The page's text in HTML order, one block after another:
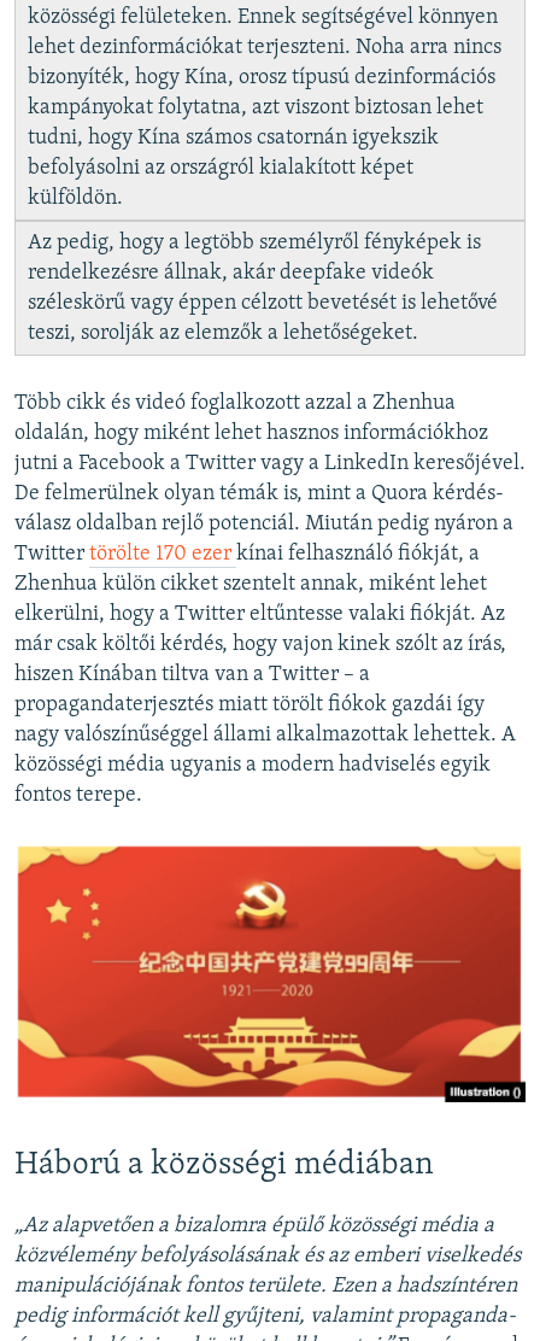
közösségi felületeken. Ennek segítségével könnyen
lehet dezinformációkat terjeszteni. Noha arra nincs
bizonyíték, hogy Kína, orosz típusú dezinformációs
kampányokat folytatna, azt viszont biztosan lehet
tudni, hogy Kína számos csatornán igyekszik
befolyásolni az országról kialakított képet
külföldön.
Az pedig, hogy a legtöbb személyről fényképek is
rendelkezésre állnak, akár deepfake videók
széleskörű vagy éppen célzott bevetését is lehetővé
teszi, sorolják az elemzők a lehetőségeket.
Több cikk és videó foglalkozott azzal a Zhenhua
oldalán, hogy miként lehet hasznos információkhoz
jutni a Facebook a Twitter vagy a LinkedIn keresőjével.
De felmerülnek olyan témák is, mint a Quora kérdés-
válasz oldalban rejlő potenciál. Miután pedig nyáron a
Twitter törölte 170 ezer kínai felhasználó fiókját, a
Zhenhua külön cikket szentelt annak, miként lehet
elkerülni, hogy a Twitter eltűntesse valaki fiókját. Az
már csak költői kérdés, hogy vajon kinek szólt az írás,
hiszen Kínában tiltva van a Twitter – a
propagandaterjesztés miatt törölt fiókok gazdái így
nagy valószínűséggel állami alkalmazottak lehettek. A
közösségi média ugyanis a modern hadviselés egyik
fontos terepe.
Háború a közösségi médiában
„Az alapvetően a bizalomra épülő közösségi média a
közvélemény befolyásolásának és az emberi viselkedés
manipulációjának fontos területe. Ezen a hadszíntéren
pedig információt kell gyűjteni, valamint propaganda-